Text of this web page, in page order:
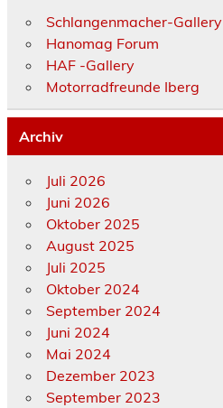
Schlangenmacher-Gallery
Hanomag Forum
HAF -Gallery
Motorradfreunde Iberg
Archiv
Juli 2026
Juni 2026
Oktober 2025
August 2025
Juli 2025
Oktober 2024
September 2024
Juni 2024
Mai 2024
Dezember 2023
September 2023